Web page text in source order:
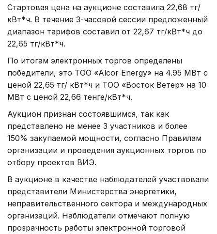
Стартовая цена на аукционе составила 22,68 тг/
кВт*ч. В течение 3-часовой сессии предложенный
диапазон тарифов составил от 22,67 тг/кВт*ч до
22,65 тг/кВт*ч.
По итогам электронных торгов определены
победители, это ТОО «Alcor Energy» на 4.95 МВт с
ценой 22,65 тг/ кВт*ч и ТОО «Восток Ветер» на 10
МВт с ценой 22,66 тенге/кВт*ч.
Аукцион признан состоявшимся, так как
представлено не менее 3 участников и более
150% закупаемой мощности, согласно Правилам
организации и проведения аукционных торгов по
отбору проектов ВИЭ.
В аукционе в качестве наблюдателей участвовали
представители Министерства энергетики,
неправительственного сектора и международных
организаций. Наблюдатели отмечают полную
прозрачность работы электронной торговой